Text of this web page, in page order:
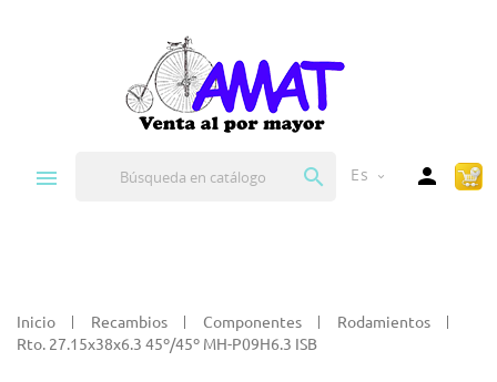
 Es expand_more 
Inicio Recambios Componentes
Rodamientos
Rto. 27.15x38x6.3 45º/45º MH-P09H6.3 ISB